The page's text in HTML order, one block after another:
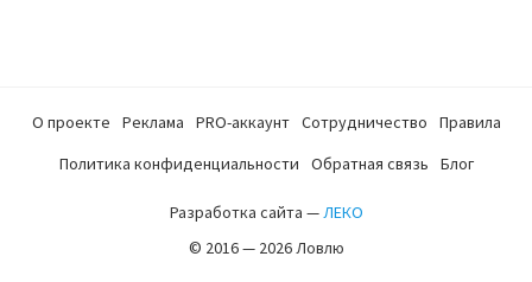
О проекте Реклама PRO-аккаунт Сотрудничество
Правила
Политика конфиденциальности
Обратная связь Блог
Разработка сайта —ЛЕКО
© 2016 — 2026 Ловлю